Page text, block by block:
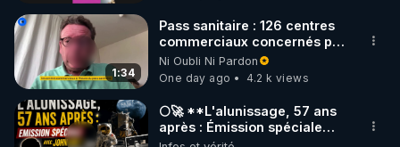
1:34
Pass sanitaire : 126 centres
commerciaux concernés par
l'obligation dans toute la
France
Ni Oubli Ni Pardon
One day ago
4.2 k views
🌕🚀 **L'alunissage, 57 ans
après : Émission spéciale
avec John Doe !** 👨 🚀✨